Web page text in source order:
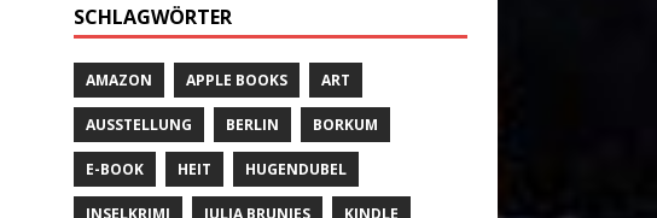
SCHLAGWÖRTER
AMAZON APPLE BOOKS ART
AUSSTELLUNG BERLIN BORKUM
E-BOOK HEIT HUGENDUBEL
INSELKRIMI JULIA BRUNJES KINDLE